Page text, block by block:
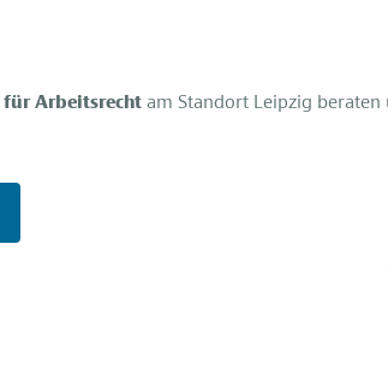
für Arbeitsrecht am Standort Leipzig beraten